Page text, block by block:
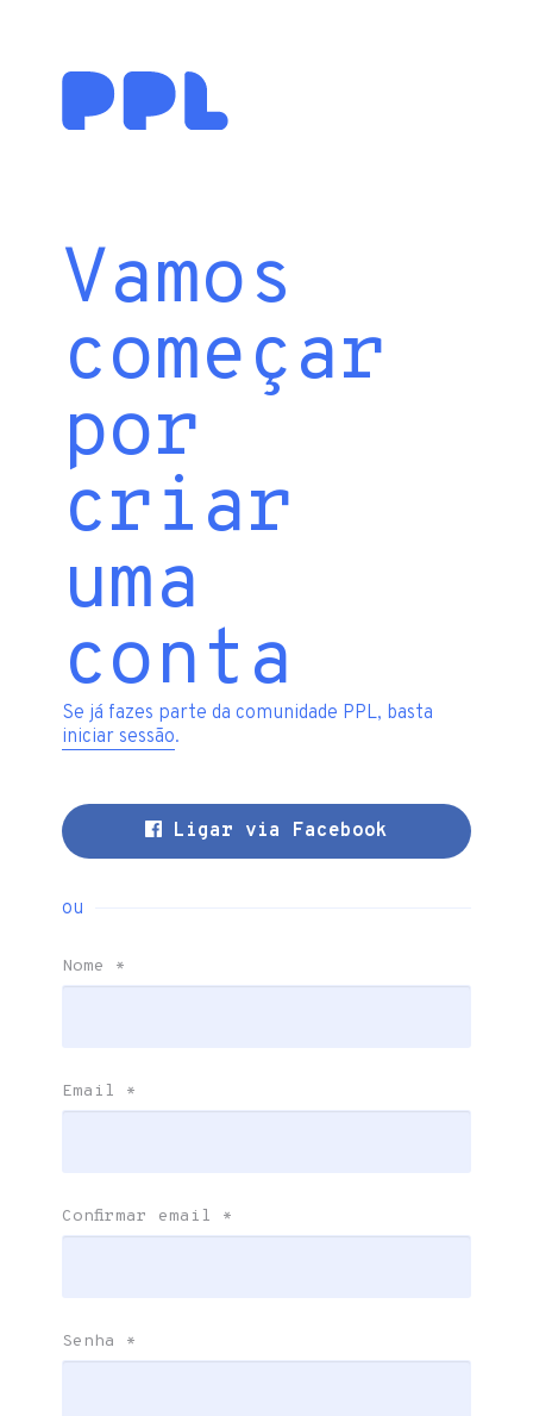
Vamos
começar
por
criar
uma
conta
Se já fazes parte da comunidade PPL, basta
iniciar sessão.
Ligar via Facebook
ou
Nome *
Email *
Confirmar email *
Senha *